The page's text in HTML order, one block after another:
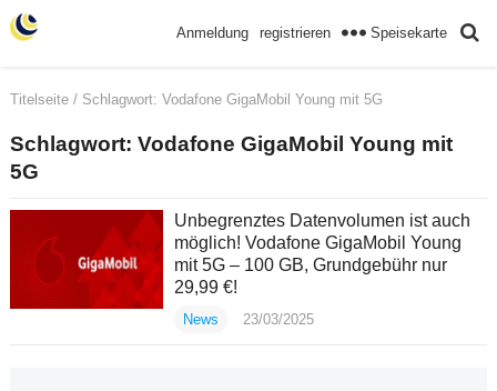
Anmeldung registrieren Speisekarte
Titelseite/ Schlagwort: Vodafone GigaMobil Young mit 5G
Schlagwort: Vodafone GigaMobil Young mit
5G
Unbegrenztes Datenvolumen ist auch
möglich! Vodafone GigaMobil Young
mit 5G – 100 GB, Grundgebühr nur
29,99 €!
News 23/03/2025